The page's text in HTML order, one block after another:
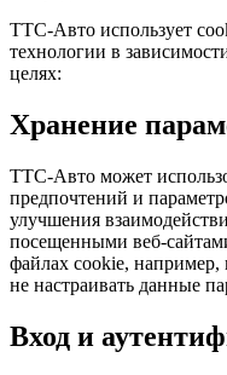
ТТС-Авто использует
технологии в
целях:
Хранение
ТТС-Авто может
предпочтений и
улучшения
посещенными веб-
файлах сookie, например,
не настраивать данные
Вход и